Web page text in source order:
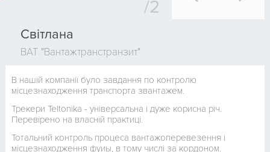
Світлана
ВАТ "Вантажтранстранзит"
В нашій компанії було завдання по контролю
місцезнаходження транспорта звантажем.
Трекери Teltonika - універсальна і дуже корисна річ.
Перевірено на власній практиці.
Тотальний контроль процеса вантажоперевезення і
місцезнаходження фуиы, в тому числі за кордоном.